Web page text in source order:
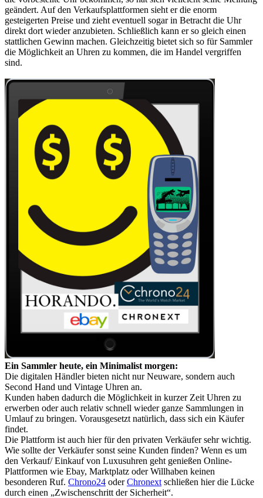
geändert. Auf den Verkaufsplattformen sieht er die enorm
gesteigerten Preise und zieht eventuell sogar in Betracht die Uhr
direkt dort wieder anzubieten. Schließlich kann er so gleich einen
stattlichen Gewinn machen. Gleichzeitig bietet sich so für Sammler
die Möglichkeit an Uhren zu kommen, die im Handel vergriffen
sind.
Ein Sammler heute, ein Minimalist morgen:
Die digitalen Händler bieten nicht nur Neuware, sondern auch
Second Hand und Vintage Uhren an.
Kunden haben dadurch die Möglichkeit in kurzer Zeit Uhren zu
erwerben oder auch relativ schnell wieder ganze Sammlungen in
Umlauf zu bringen. Vorausgesetzt natürlich, dass sich ein Käufer
findet.
Die Plattform ist auch hier für den privaten Verkäufer sehr wichtig.
Wie sollte der Verkäufer sonst seine Kunden finden? Wenn es um
den Verkauf/ Einkauf von Luxusuhren geht genießen Online-
Plattformen wie Ebay, Marktplatz oder Willhaben keinen
besonderen Ruf. Chrono24 oderChronext schließen hier die Lücke
durch einen „Zwischenschritt der Sicherheit“.